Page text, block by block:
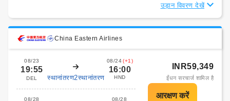
उड़ान विवरण देखें
China Eastern Airlines
08/23
19:55
DEL स्थानांतरण2स्थानांतरण
08/24 (+1)
16:00
HND
08/28 08/28
INR59,349
ईंधन सरचार्ज शामिल है